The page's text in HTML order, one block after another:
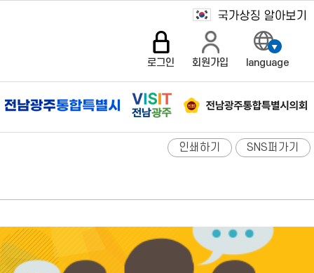
로그인 회원가입 language
인쇄하기 SNS퍼가기